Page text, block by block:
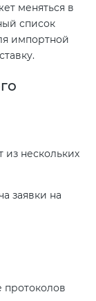
меняться в
список
импортной
из нескольких
заявки на
протоколов